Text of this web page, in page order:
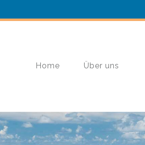
Home Über uns